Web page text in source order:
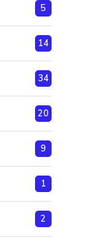
5
14
34
20
9
1
2